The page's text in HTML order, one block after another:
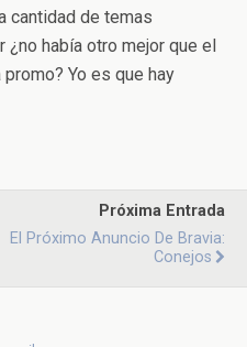
cantidad de temas
¿no había otro mejor que el
promo? Yo es que hay
Próxima Entrada
El Próximo Anuncio De Bravia:
Conejos